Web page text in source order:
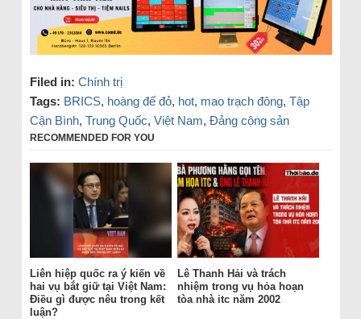
Filed in: Chính trị
Tags: BRICS, hoàng đế đỏ, hot, mao trạch đông, Tập
Cận Bình, Trung Quốc, Việt Nam, Đảng cộng sản
RECOMMENDED FOR YOU
Liên hiệp quốc ra ý kiến về
hai vụ bắt giữ tại Việt Nam:
Điều gì được nêu trong kết
luận?
Lê Thanh Hải và trách
nhiệm trong vụ hỏa hoạn
tòa nhà itc năm 2002